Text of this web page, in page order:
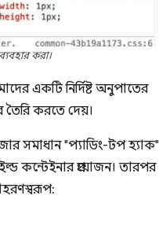
ব্যবহার করা।
একটি নির্দিষ্ট অনুপাতের
তৈরি করতে দেয়।
সমাধান "প্যাডিং-টপ হ্যাক"
কন্টেইনার প্রয়োজন। তারপর